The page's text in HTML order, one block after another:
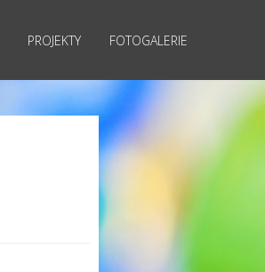
PROJEKTY FOTOGALERIE